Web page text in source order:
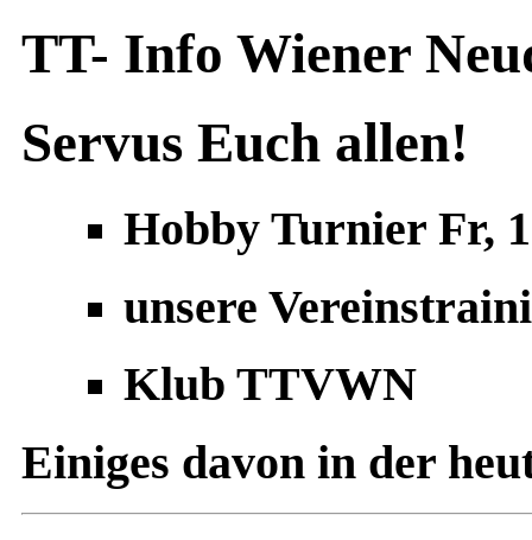
TT- Info Wiener
Servus Euch allen!
Hobby Turnier Fr,
unsere
Klub TTVWN
Einiges davon in der